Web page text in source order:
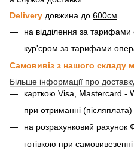
Delivery довжина до 600см
на відділення за тарифами
кур'єром за тарифами
Самовивіз з нашого складу
Більше інформації про
карткою Visa, Mastercard -
при отриманні
на розрахунковий рахунок
готівкою при